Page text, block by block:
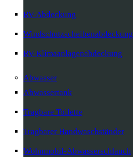
RV-Abdeckung
Windschutzscheibenabdeckung
RV-Klimaanlagenabdeckung
Abwasser
Abwassertank
Tragbare Toilette
Tragbarer Handwaschständer
Wohnmobil-Abwasserschlauch